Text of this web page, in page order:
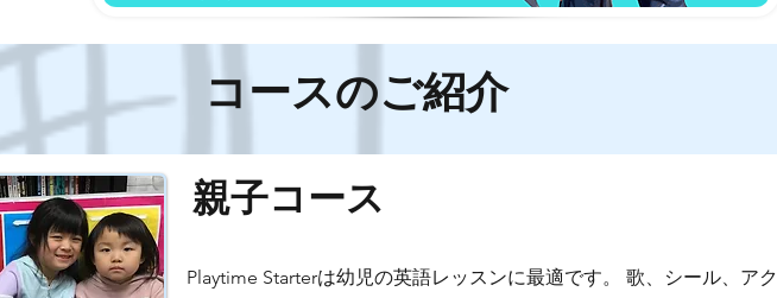
コースのご紹介
親子コース
Playtime Starterは幼児の英語レッスンに最適です。 歌、シール、アク